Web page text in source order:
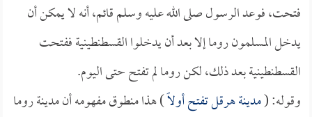
فتحت، فوعد الرسول صلى الله عليه وسلم قائم، أنه لا يمكن أن
يدخل المسلمون روما إلا بعد أن يدخلوا القسطنطينية ففتحت
القسطنطينية بعد ذلك، لكن روما لم تفتح حتى اليوم.
وقوله: (مدينةهرقلتفتح أولاً) هذا منطوق مفهومه أن مدينة روما